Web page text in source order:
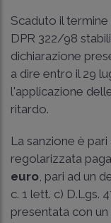
Scaduto il termine
DPR 322/98
dichiarazione
a dire entro il 29
l'applicazione
ritardo.
La sanzione è pari
regolarizzata
euro , pari ad un
c. 1 lett. c) D.Lgs.
presentata con